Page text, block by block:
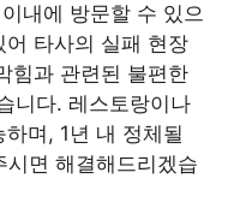
내에 방문할 수 있으
타사의 실패 현장
힘과 관련된 불편한
니다. 레스토랑이나
며, 1년 내 정체될
면 해결해드리겠습